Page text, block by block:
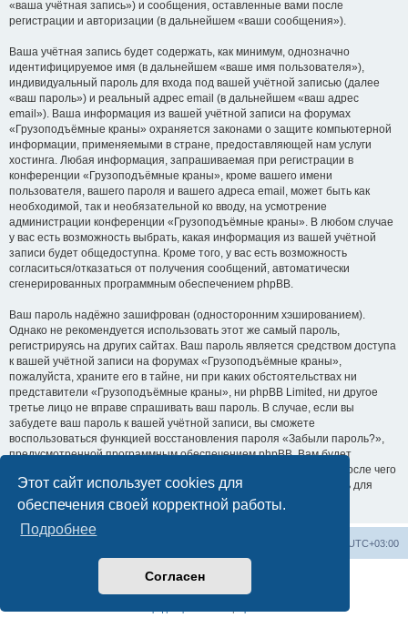
Этот сайт использует cookies для
обеспечения своей корректной работы.
Подробнее
Согласен
«ваша учётная запись») и сообщения, оставленные вами после
регистрации и авторизации (в дальнейшем «ваши сообщения»).
Ваша учётная запись будет содержать, как минимум, однозначно
идентифицируемое имя (в дальнейшем «ваше имя пользователя»),
индивидуальный пароль для входа под вашей учётной записью (далее
«ваш пароль») и реальный адрес email (в дальнейшем «ваш адрес
email»). Ваша информация из вашей учётной записи на форумах
«Грузоподъёмные краны» охраняется законами о защите компьютерной
информации, применяемыми в стране, предоставляющей нам услуги
хостинга. Любая информация, запрашиваемая при регистрации в
конференции «Грузоподъёмные краны», кроме вашего имени
пользователя, вашего пароля и вашего адреса email, может быть как
необходимой, так и необязательной ко вводу, на усмотрение
администрации конференции «Грузоподъёмные краны». В любом случае
у вас есть возможность выбрать, какая информация из вашей учётной
записи будет общедоступна. Кроме того, у вас есть возможность
согласиться/отказаться от получения сообщений, автоматически
сгенерированных программным обеспечением phpBB.
Ваш пароль надёжно зашифрован (односторонним хэшированием).
Однако не рекомендуется использовать этот же самый пароль,
регистрируясь на других сайтах. Ваш пароль является средством доступа
к вашей учётной записи на форумах «Грузоподъёмные краны»,
пожалуйста, храните его в тайне, ни при каких обстоятельствах ни
представители «Грузоподъёмные краны», ни phpBB Limited, ни другое
третье лицо не вправе спрашивать ваш пароль. В случае, если вы
забудете ваш пароль к вашей учётной записи, вы сможете
воспользоваться функцией восстановления пароля «Забыли пароль?»,
предусмотренной программным обеспечением phpBB. Вам будет
необходимо ввести ваше имя пользователя и ваш адрес email, после чего
программное обеспечение phpBB сгенерирует вам новый пароль для
вашей учётной записи.
UTC+03:00
Создано на основеphpBB® Forum Software © phpBB Limited
Русская поддержка phpBB